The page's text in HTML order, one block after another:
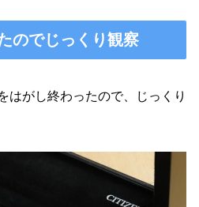
のでじっくり観察
はがし終わったので、じっくり